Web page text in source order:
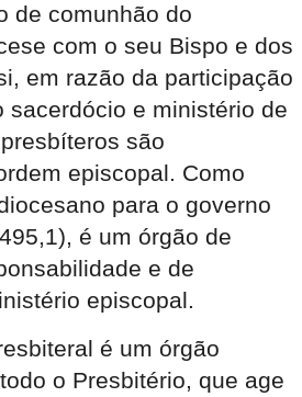
de comunhão do
com o seu Bispo e dos
em razão da participação
sacerdócio e ministério de
são
episcopal. Como
para o governo
é um órgão de
e de
episcopal.
é um órgão
o Presbitério, que age